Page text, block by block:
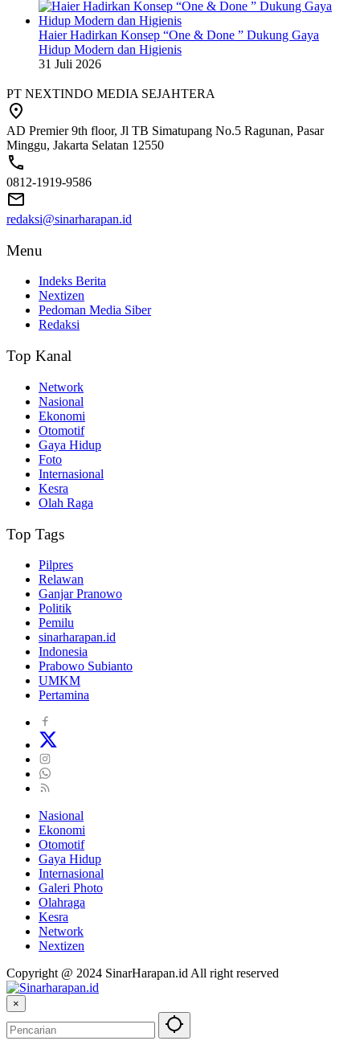
Haier Hadirkan Konsep “One & Done ” Dukung Gaya
Hidup Modern dan Higienis
31 Juli 2026
PT NEXTINDO MEDIA SEJAHTERA
AD Premier 9th floor, Jl TB Simatupang No.5 Ragunan, Pasar
Minggu, Jakarta Selatan 12550
0812-1919-9586
redaksi@sinarharapan.id
Menu
Indeks Berita
Nextizen
Pedoman Media Siber
Redaksi
Top Kanal
Network
Nasional
Ekonomi
Otomotif
Gaya Hidup
Foto
Internasional
Kesra
Olah Raga
Top Tags
Pilpres
Relawan
Ganjar Pranowo
Politik
Pemilu
sinarharapan.id
Indonesia
Prabowo Subianto
UMKM
Pertamina
Nasional
Ekonomi
Otomotif
Gaya Hidup
Internasional
Galeri Photo
Olahraga
Kesra
Network
Nextizen
Copyright @ 2024 SinarHarapan.id All right reserved
×